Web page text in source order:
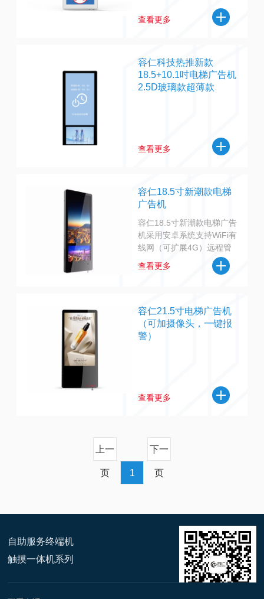
查看更多
容仁科技热推新款
18.5+10.1吋电梯广告机
2.5D玻璃款超薄款
查看更多
容仁18.5寸新潮款电梯
广告机
容仁18.5寸新潮款电梯广告
机采用安卓系统支持WiFi有
线网（可扩展4G）远程管
理控制主要适用于电梯广告
宣传，可定制一键报警，人
查看更多
容仁21.5寸电梯广告机
（可加摄像头，一键报
警）
查看更多
上一
页 1
下一
页
自助服务终端机
触摸一体机系列